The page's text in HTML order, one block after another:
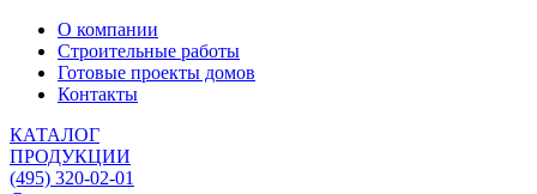
О компании
Строительные работы
Готовые проекты домов
Контакты
КАТАЛОГ
ПРОДУКЦИИ
(495) 320-02-01